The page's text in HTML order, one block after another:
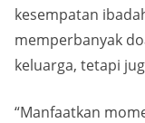
kesempatan
memperbanyak
keluarga, tetapi
“Manfaatkan